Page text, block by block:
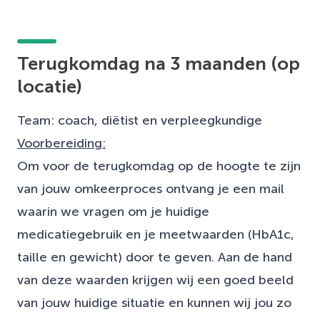
Terugkomdag na 3 maanden (op
locatie)
Team: coach, diëtist en verpleegkundige
Voorbereiding:
Om voor de terugkomdag op de hoogte te zijn
van jouw omkeerproces ontvang je een mail
waarin we vragen om je huidige
medicatiegebruik en je meetwaarden (HbA1c,
taille en gewicht) door te geven. Aan de hand
van deze waarden krijgen wij een goed beeld
van jouw huidige situatie en kunnen wij jou zo